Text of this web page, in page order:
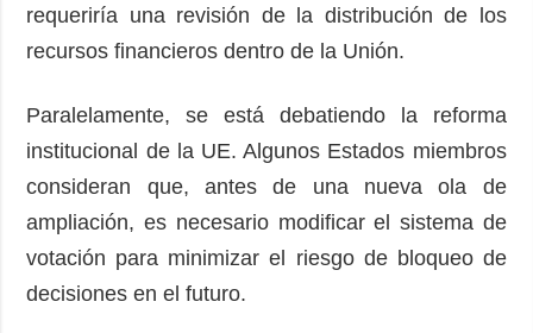
requeriría una revisión de la distribución de los
recursos financieros dentro de la Unión.
Paralelamente, se está debatiendo la reforma
institucional de la UE. Algunos Estados miembros
consideran que, antes de una nueva ola de
ampliación, es necesario modificar el sistema de
votación para minimizar el riesgo de bloqueo de
decisiones en el futuro.